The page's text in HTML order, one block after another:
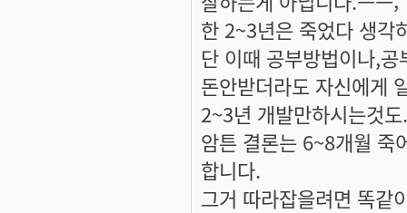
한 2~3년은 죽었다 생각
단 이때 공부방법이나,
돈안받더라도 자신에게
2~3년 개발만하시는것
암튼 결론는 6~8개월 죽
합니다.
그거 따라잡을려면 똑같